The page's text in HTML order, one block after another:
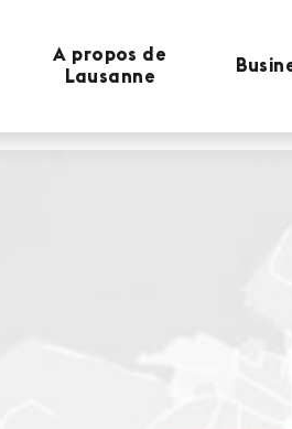
A propos de
Lausanne